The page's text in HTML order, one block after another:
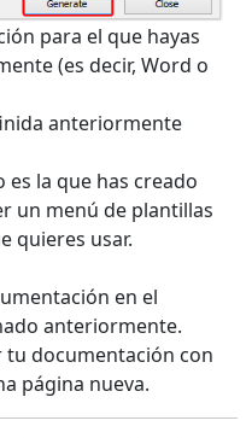
para el que hayas
(es decir, Word o
anteriormente
es la que has creado
un menú de plantillas
quieres usar.
en el
anteriormente.
tu documentación con
página nueva.